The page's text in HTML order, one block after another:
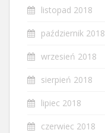
listopad 2018
październik 2018
wrzesień 2018
sierpień 2018
lipiec 2018
czerwiec 2018